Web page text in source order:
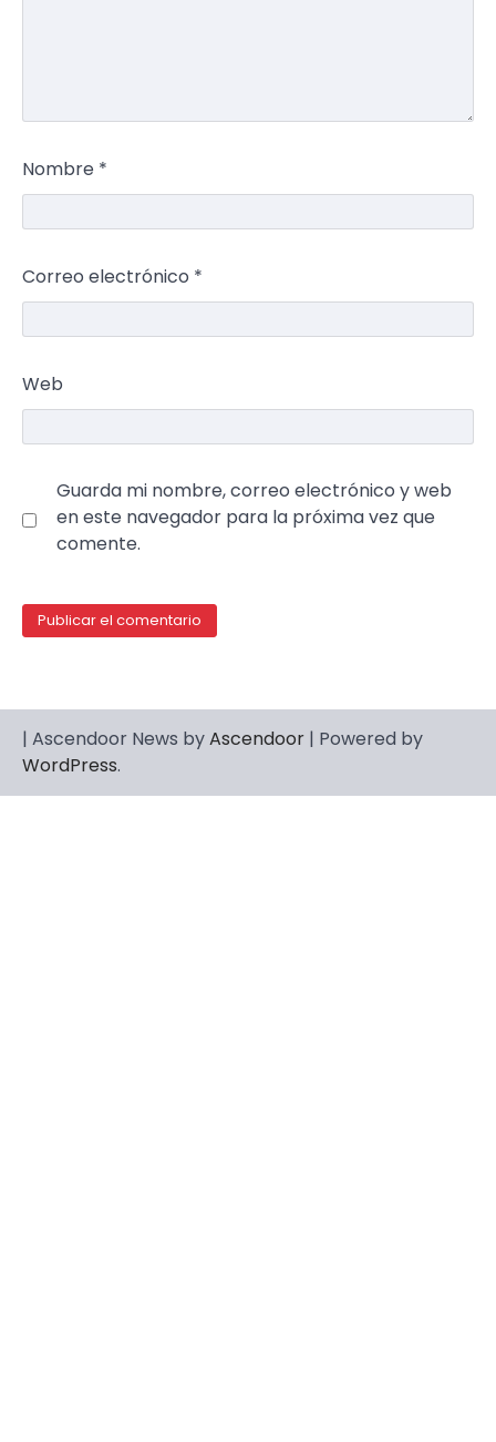
Nombre *
Correo electrónico *
Web
Guarda mi nombre, correo electrónico y web
en este navegador para la próxima vez que
comente.
| Ascendoor News byAscendoor | Powered by
WordPress.